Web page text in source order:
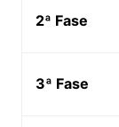
2ª Fase
3ª Fase